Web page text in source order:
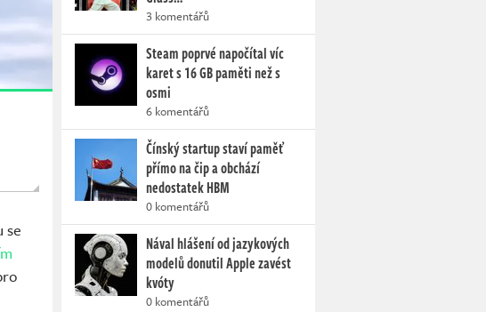
se
3 komentářů
Steam poprvé napočítal víc
karet s 16 GB paměti než s
osmi
6 komentářů
Čínský startup staví paměť
přímo na čip a obchází
nedostatek HBM
0 komentářů
Nával hlášení od jazykových
modelů donutil Apple zavést
kvóty
0 komentářů